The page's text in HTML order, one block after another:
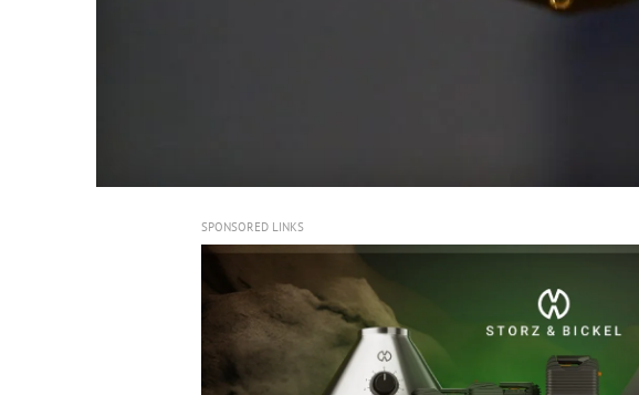
SPONSORED LINKS